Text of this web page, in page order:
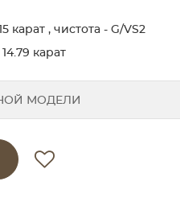
карат , чистота - G/VS2
карат
МОДЕЛИ